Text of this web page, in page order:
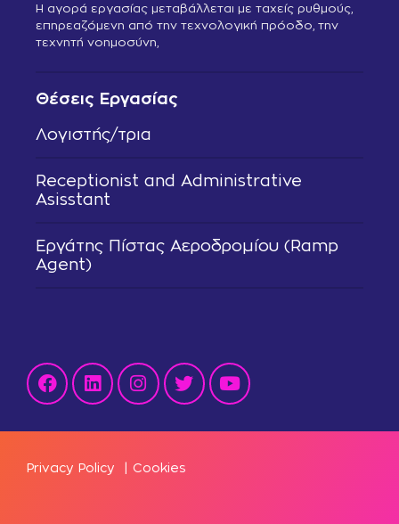
Θέσεις Εργασίας
Λογιστής/τρια
Receptionist and Administrative
Asisstant
Εργάτης Πίστας Αεροδρομίου (Ramp
Agent)
Η αγορά εργασίας μεταβάλλεται με ταχείς ρυθμούς,
επηρεαζόμενη από την τεχνολογική πρόοδο, την
τεχνητή νοημοσύνη,
Privacy Policy | Cookies